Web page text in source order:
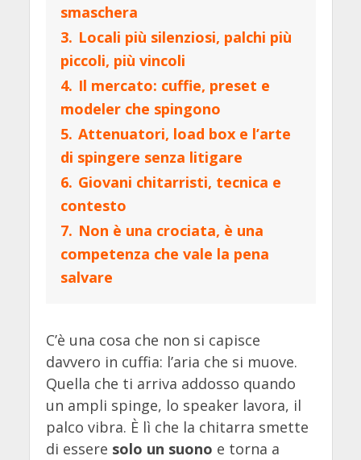
smaschera
3. Locali più silenziosi, palchi più
piccoli, più vincoli
4. Il mercato: cuffie, preset e
modeler che spingono
5. Attenuatori, load box e l’arte
di spingere senza litigare
6. Giovani chitarristi, tecnica e
contesto
7. Non è una crociata, è una
competenza che vale la pena
salvare
C’è una cosa che non si capisce
davvero in cuffia: l’aria che si muove.
Quella che ti arriva addosso quando
un ampli spinge, lo speaker lavora, il
palco vibra. È lì che la chitarra smette
di essere solo un suono e torna a